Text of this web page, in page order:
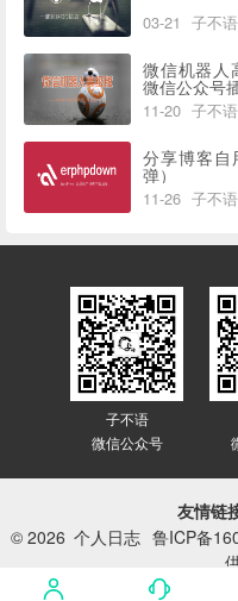
03-21 子不语
微信机器
微信公众号
11-20 子不语
分享博客自
弹）
11-26 子不语
子不语
微信公众号
友情链
© 2026 个人日志 鲁ICP备
网站已平稳运行：